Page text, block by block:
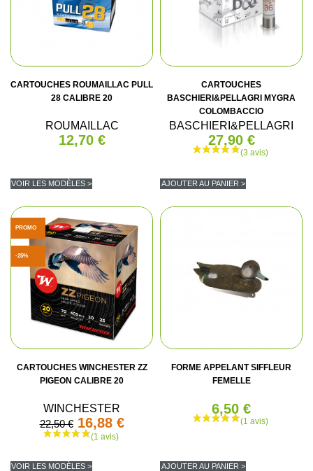
CARTOUCHES ROUMAILLAC PULL
28 CALIBRE 20
ROUMAILLAC
12,70 €
VOIR LES MODÈLES >
CARTOUCHES
BASCHIERI&PELLAGRI MYGRA
COLOMBACCIO
BASCHIERI&PELLAGRI
27,90 €
AJOUTER AU PANIER >
CARTOUCHES WINCHESTER ZZ
PIGEON CALIBRE 20
WINCHESTER
22,50 € 16,88 €
VOIR LES MODÈLES >
PROMO
-25%
FORME APPELANT SIFFLEUR
FEMELLE
6,50 €
AJOUTER AU PANIER >